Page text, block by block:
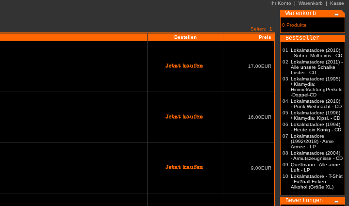
Ihr Konto | Warenkorb | Kasse
Seiten: 1
Bestellen Preis
17.00EUR
16.00EUR
9.00EUR
Warenkorb
0 Produkte
Bestseller
01.
Lokalmatadore (2010)
- Söhne Mülheims - CD
02. Lokalmatadore (2011) -
Alle unsere Schalke
Lieder - CD
03. Lokalmatadore (1995)
/ Klamydia:
HimmelAchtungPerkele
-Doppel-CD
04. Lokalmatadore (2010)
- Punk Weihnacht - CD
05. Lokalmatadore (1996)
/ Klamydia: Kipsi. - CD
06. Lokalmatadore (1994)
- Heute ein König - CD
07. Lokalmatadore
(1992/2018) - Arme
Armee - LP
08. Lokalmatadore (2004)
- Armutszeugnisse - CD
09. Quellmann - Alle anne
Luft - LP
10. Lokalmatadore - T-Shirt
- Fußball-Ficken-
Alkohol (Größe XL)
Bewertungen